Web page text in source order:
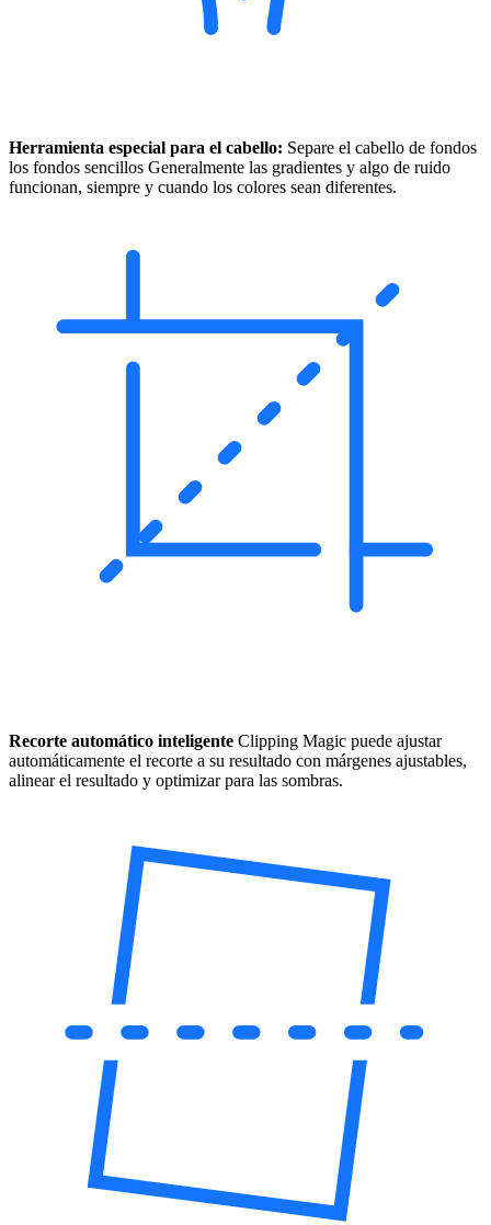
Herramienta especial para el cabello: Separe el cabello de fondos
los fondos sencillos Generalmente las gradientes y algo de ruido
funcionan, siempre y cuando los colores sean diferentes.
Recorte automático inteligente Clipping Magic puede ajustar
automáticamente el recorte a su resultado con márgenes ajustables,
alinear el resultado y optimizar para las sombras.